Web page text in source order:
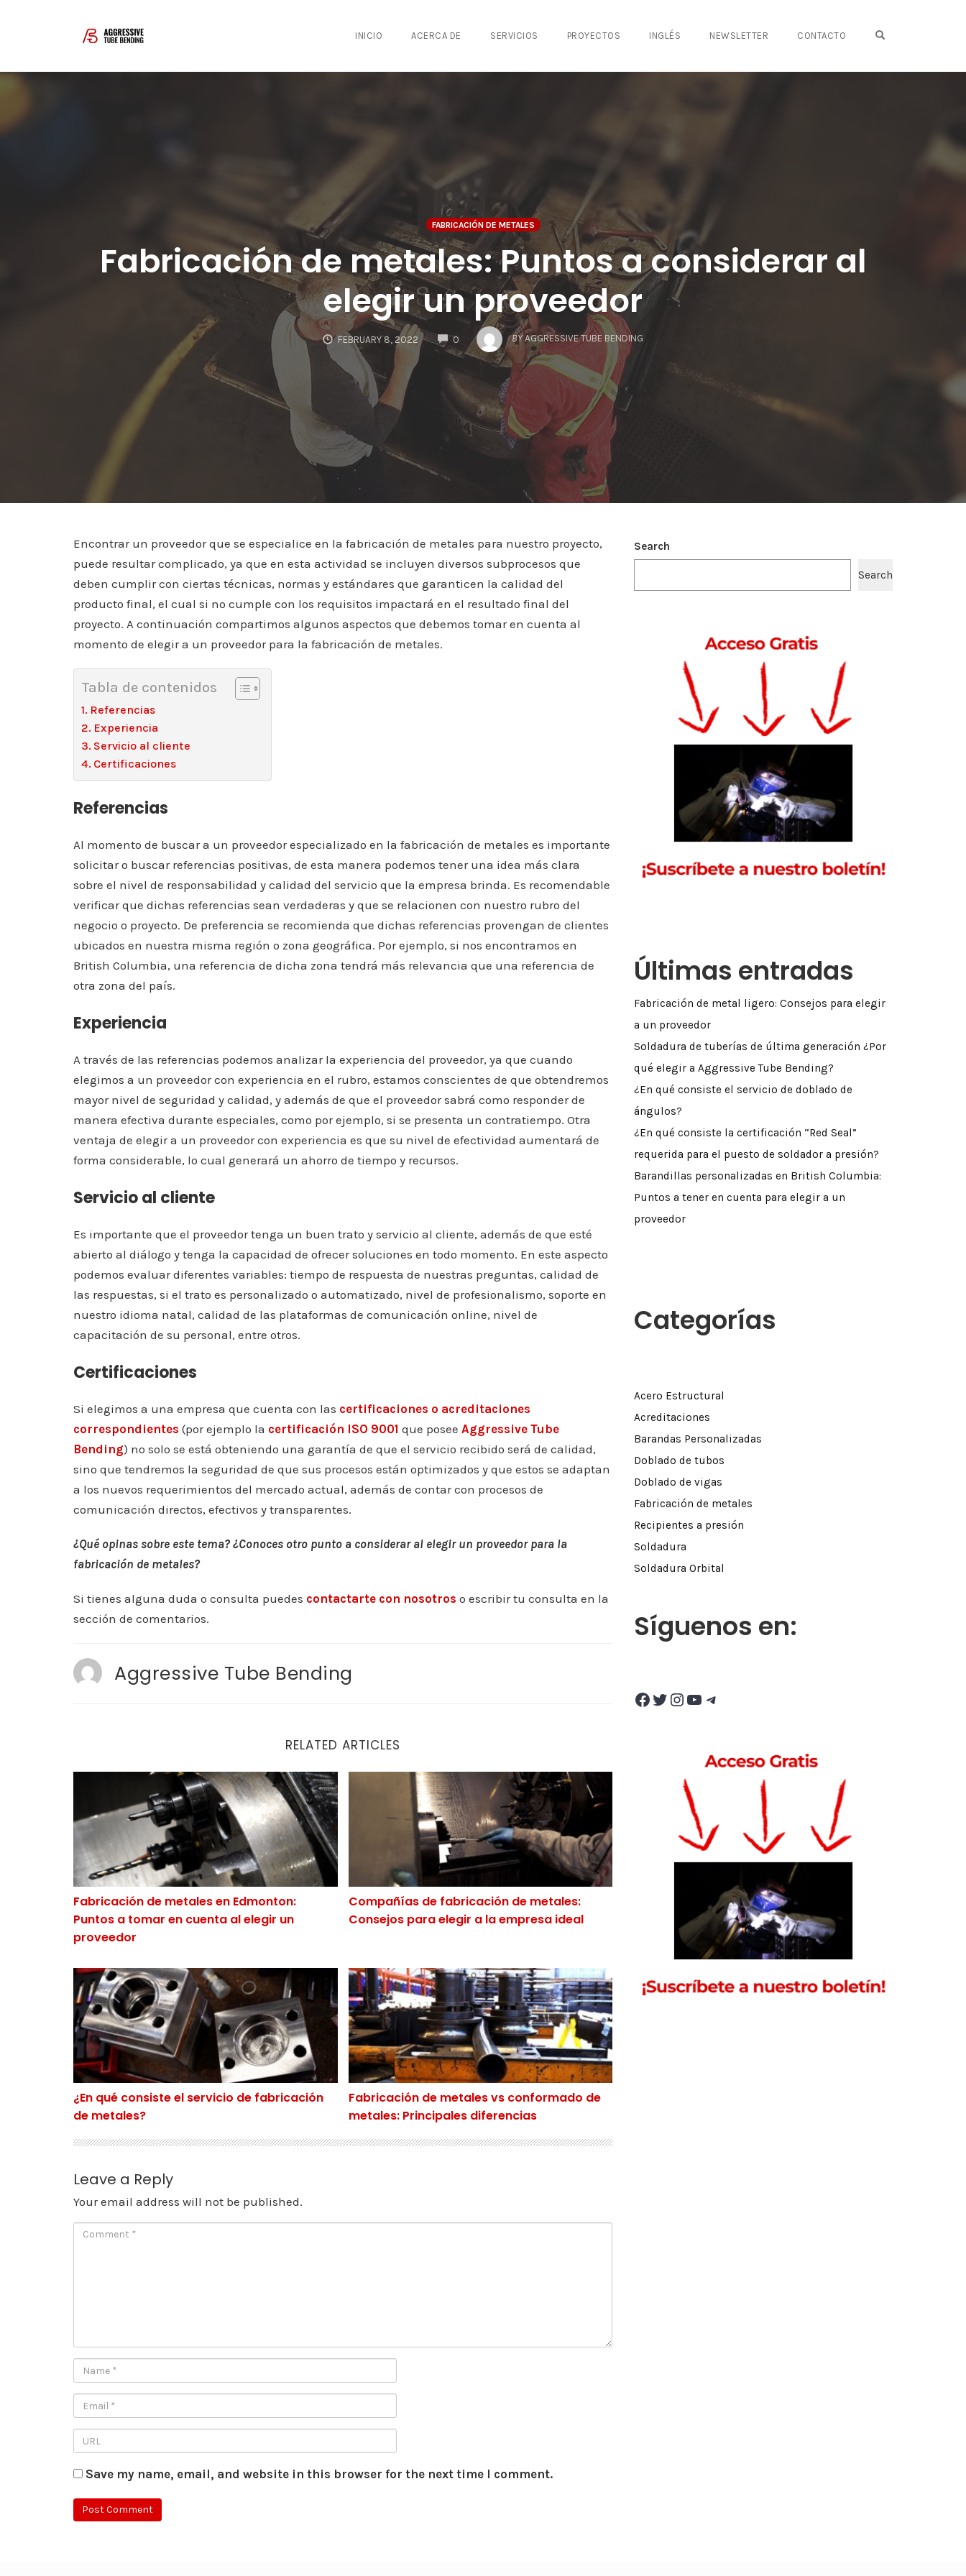
INICIO ACERCA DE SERVICIOS PROYECTOS INGLÉS NEWSLETTER CONTACTO
FABRICACIÓN DE METALES
Fabricación de metales: Puntos a considerar al
elegir un proveedor
FEBRUARY 8, 2022 0
COMMENTS
BY AGGRESSIVE TUBE BENDING
Encontrar un proveedor que se especialice en la fabricación de metales para nuestro proyecto,
puede resultar complicado, ya que en esta actividad se incluyen diversos subprocesos que
deben cumplir con ciertas técnicas, normas y estándares que garanticen la calidad del
producto final, el cual si no cumple con los requisitos impactará en el resultado final del
proyecto. A continuación compartimos algunos aspectos que debemos tomar en cuenta al
momento de elegir a un proveedor para la fabricación de metales.
Tabla de contenidos
Referencias
Experiencia
Servicio al cliente
Certificaciones
Referencias
Al momento de buscar a un proveedor especializado en la fabricación de metales es importante
solicitar o buscar referencias positivas, de esta manera podemos tener una idea más clara
sobre el nivel de responsabilidad y calidad del servicio que la empresa brinda. Es recomendable
verificar que dichas referencias sean verdaderas y que se relacionen con nuestro rubro del
negocio o proyecto. De preferencia se recomienda que dichas referencias provengan de clientes
ubicados en nuestra misma región o zona geográfica. Por ejemplo, si nos encontramos en
British Columbia, una referencia de dicha zona tendrá más relevancia que una referencia de
otra zona del país.
Experiencia
A través de las referencias podemos analizar la experiencia del proveedor, ya que cuando
elegimos a un proveedor con experiencia en el rubro, estamos conscientes de que obtendremos
mayor nivel de seguridad y calidad, y además de que el proveedor sabrá como responder de
manera efectiva durante especiales, como por ejemplo, si se presenta un contratiempo. Otra
ventaja de elegir a un proveedor con experiencia es que su nivel de efectividad aumentará de
forma considerable, lo cual generará un ahorro de tiempo y recursos.
Servicio al cliente
Es importante que el proveedor tenga un buen trato y servicio al cliente, además de que esté
abierto al diálogo y tenga la capacidad de ofrecer soluciones en todo momento. En este aspecto
podemos evaluar diferentes variables: tiempo de respuesta de nuestras preguntas, calidad de
las respuestas, si el trato es personalizado o automatizado, nivel de profesionalismo, soporte en
nuestro idioma natal, calidad de las plataformas de comunicación online, nivel de
capacitación de su personal, entre otros.
Certificaciones
Si elegimos a una empresa que cuenta con las certificaciones o acreditaciones
correspondientes (por ejemplo la certificación ISO 9001 que posee Aggressive Tube
Bending) no solo se está obteniendo una garantía de que el servicio recibido será de calidad,
sino que tendremos la seguridad de que sus procesos están optimizados y que estos se adaptan
a los nuevos requerimientos del mercado actual, además de contar con procesos de
comunicación directos, efectivos y transparentes.
¿Qué opinas sobre este tema? ¿Conoces otro punto a considerar al elegir un proveedor para la
fabricación de metales?
Si tienes alguna duda o consulta puedes contactarte con nosotros o escribir tu consulta en la
sección de comentarios.
Aggressive Tube Bending
RELATED ARTICLES
Fabricación de metales en Edmonton: Puntos a tomar en cuenta al elegir un proveedor
Fabricación de metales en Edmonton:
Puntos a tomar en cuenta al elegir un
proveedor
Compañías de fabricación de metales: Consejos para elegir a la empresa ideal
Compañías de fabricación de metales:
Consejos para elegir a la empresa ideal
¿En qué consiste el servicio de fabricación de metales?
¿En qué consiste el servicio de fabricación
de metales?
Fabricación de metales vs conformado de metales: Principales diferencias
Fabricación de metales vs conformado de
metales: Principales diferencias
Leave a Reply
Your email address will not be published.
Save my name, email, and website in this browser for the next time I comment.
Search
Search
Últimas entradas
Fabricación de metal ligero: Consejos para elegir
a un proveedor
Soldadura de tuberías de última generación ¿Por
qué elegir a Aggressive Tube Bending?
¿En qué consiste el servicio de doblado de
ángulos?
¿En qué consiste la certificación “Red Seal”
requerida para el puesto de soldador a presión?
Barandillas personalizadas en British Columbia:
Puntos a tener en cuenta para elegir a un
proveedor
Categorías
Acero Estructural
Acreditaciones
Barandas Personalizadas
Doblado de tubos
Doblado de vigas
Fabricación de metales
Recipientes a presión
Soldadura
Soldadura Orbital
Síguenos en:
Facebook Twitter InstagramYouTube Telegram